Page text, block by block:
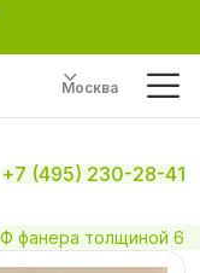
Москва
+7 (495) 230-28-41
фанера толщиной 6